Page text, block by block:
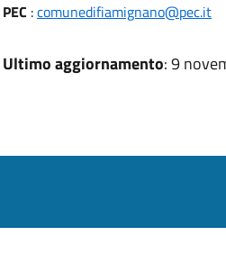
PEC :comunedifiamignano@pec.it
Ultimo aggiornamento: 9